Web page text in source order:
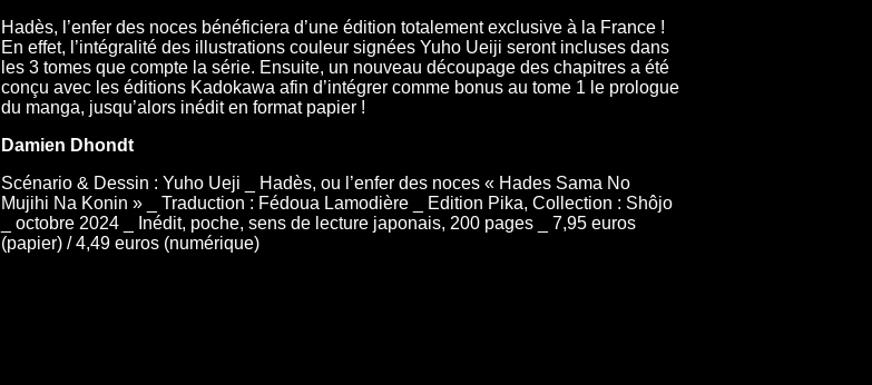
Hadès, l’enfer des noces bénéficiera d’une édition totalement exclusive à la France !
En effet, l’intégralité des illustrations couleur signées Yuho Ueiji seront incluses dans
les 3 tomes que compte la série. Ensuite, un nouveau découpage des chapitres a été
conçu avec les éditions Kadokawa afin d’intégrer comme bonus au tome 1 le prologue
du manga, jusqu’alors inédit en format papier !
Damien Dhondt
Scénario & Dessin : Yuho Ueji _ Hadès, ou l’enfer des noces « Hades Sama No
Mujihi Na Konin » _ Traduction : Fédoua Lamodière _ Edition Pika, Collection : Shôjo
_ octobre 2024 _ Inédit, poche, sens de lecture japonais, 200 pages _ 7,95 euros
(papier) / 4,49 euros (numérique)